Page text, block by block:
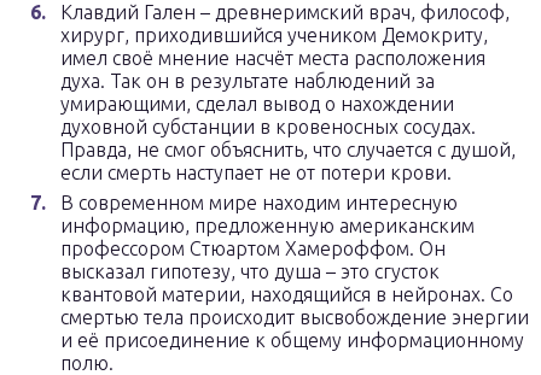
Клавдий Гален – древнеримский врач, философ,
хирург, приходившийся учеником Демокриту,
имел своё мнение насчёт места расположения
духа. Так он в результате наблюдений за
умирающими, сделал вывод о нахождении
духовной субстанции в кровеносных сосудах.
Правда, не смог объяснить, что случается с душой,
если смерть наступает не от потери крови.
В современном мире находим интересную
информацию, предложенную американским
профессором Стюартом Хамероффом. Он
высказал гипотезу, что душа – это сгусток
квантовой материи, находящийся в нейронах. Со
смертью тела происходит высвобождение энергии
и её присоединение к общему информационному
полю.